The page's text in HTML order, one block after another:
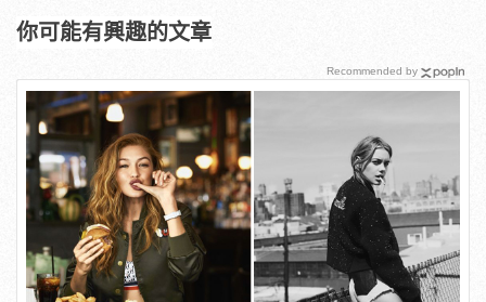
你可能有興趣的文章
Recommended by